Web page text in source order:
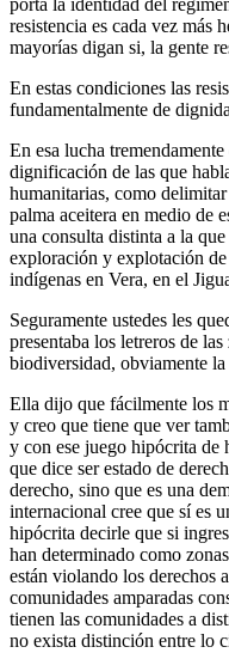
porta la identidad del
resistencia es cada vez más
mayorías digan si, la gente
En estas condiciones las
fundamentalmente de
En esa lucha
dignificación de las que
humanitarias, como
palma aceitera en medio de
una consulta distinta a la
exploración y explotación
indígenas en Vera, en el
Seguramente ustedes les
presentaba los letreros de
biodiversidad, obviamente
Ella dijo que fácilmente los
y creo que tiene que ver
y con ese juego hipócrita de
que dice ser estado de
derecho, sino que es una
internacional cree que sí es
hipócrita decirle que si
han determinado como
están violando los derechos
comunidades amparadas
tienen las comunidades a
no exista distinción entre lo